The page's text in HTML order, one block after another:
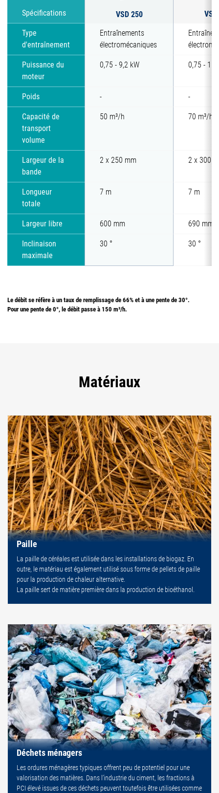
Spécifications VSD 250
Type
d'entraînement
Entraînements
électromécaniques
Puissance du
moteur
0,75 - 9,2 kW 0,75 - 15
Poids - -
Capacité de
transport
volume
50 m³/h 70 m³/h
Largeur de la
bande
2 x 250 mm 2 x 300
Longueur
totale
7 m 7 m
Largeur libre 600 mm 690 mm
Inclinaison
maximale
30 ° 30 °
Le débit se réfère à un taux de remplissage de 66% et à une pente de 30°.
Pour une pente de 0°, le débit passe à 150 m³/h.
Matériaux
Paille
La paille de céréales est utilisée dans les installations de biogaz. En
outre, le matériau est également utilisé sous forme de pellets de paille
pour la production de chaleur alternative.
La paille sert de matière première dans la production de bioéthanol.
Déchets ménagers
Les ordures ménagères typiques offrent peu de potentiel pour une
valorisation des matières. Dans l’industrie du ciment, les fractions à
PCI élevé issues de ces déchets peuvent toutefois être utilisées comme